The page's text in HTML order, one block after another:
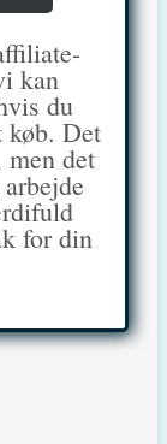
kan
du
køb. Det
det
for din